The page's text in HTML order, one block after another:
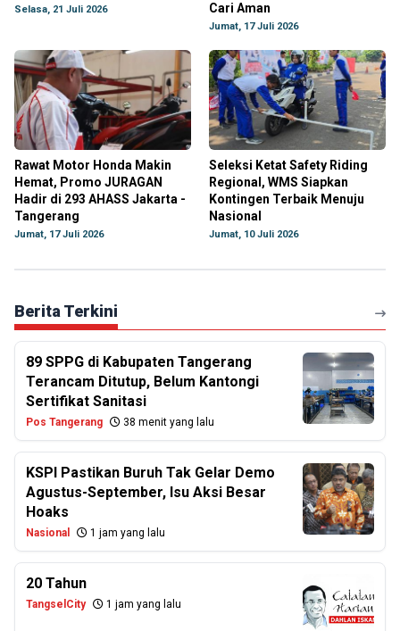
Selasa, 21 Juli 2026
Cari Aman
Jumat, 17 Juli 2026
Rawat Motor Honda Makin
Hemat, Promo JURAGAN
Hadir di 293 AHASS Jakarta -
Tangerang
Jumat, 17 Juli 2026
Seleksi Ketat Safety Riding
Regional, WMS Siapkan
Kontingen Terbaik Menuju
Nasional
Jumat, 10 Juli 2026
Berita Terkini
89 SPPG di Kabupaten Tangerang
Terancam Ditutup, Belum Kantongi
Sertifikat Sanitasi
Pos Tangerang 38 menit yang lalu
KSPI Pastikan Buruh Tak Gelar Demo
Agustus-September, Isu Aksi Besar
Hoaks
Nasional 1 jam yang lalu
20 Tahun
TangselCity 1 jam yang lalu